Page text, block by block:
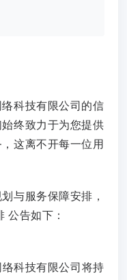
科技有限公司的信
终致力于为您提供
这离不开每一位用
与服务保障安排，
公告如下：
科技有限公司将持